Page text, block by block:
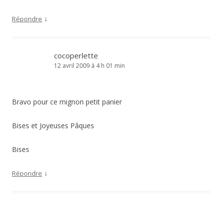
Répondre ↓
cocoperlette
12 avril 2009 à 4 h 01 min
Bravo pour ce mignon petit panier
Bises et Joyeuses Pâques
Bises
Répondre ↓